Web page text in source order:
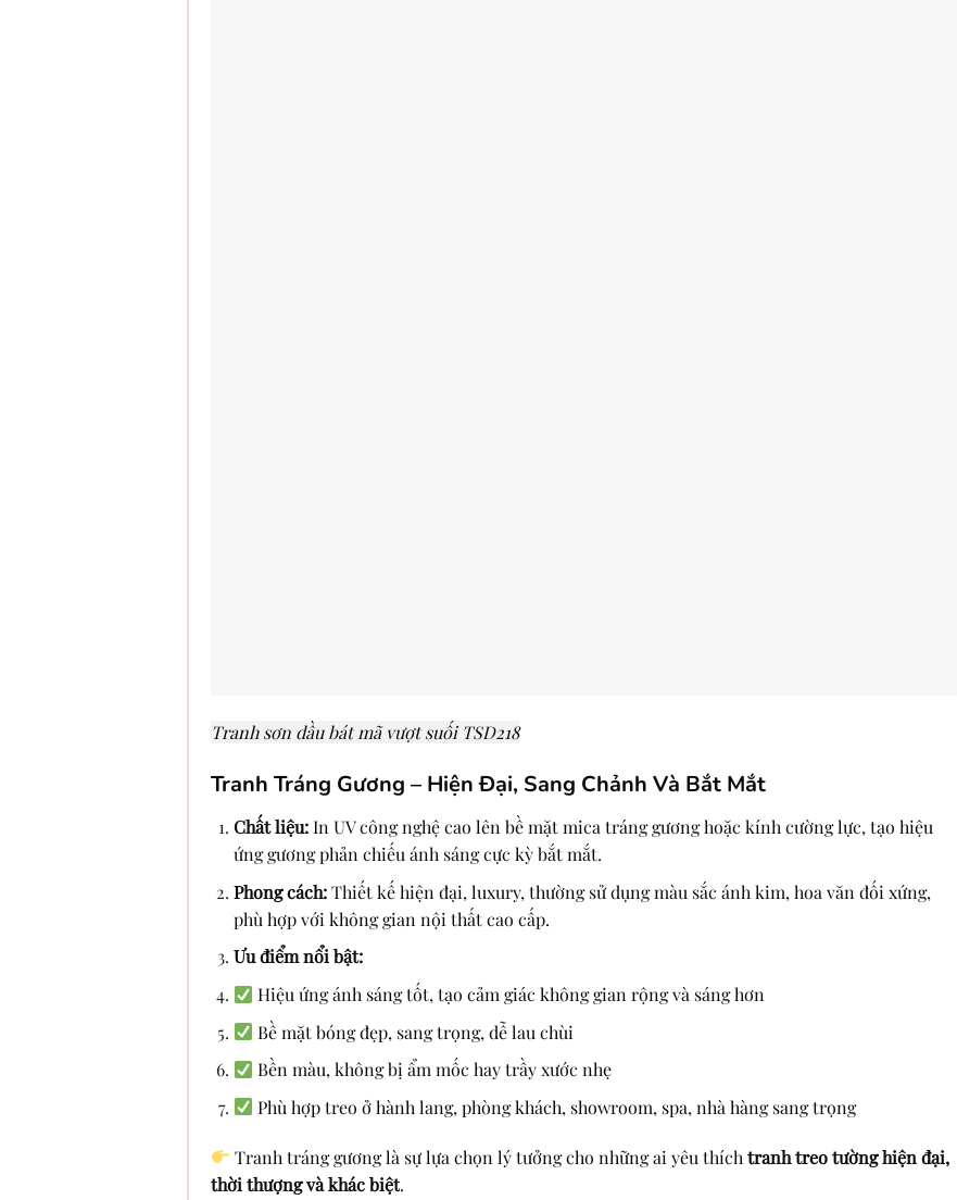
Tranh sơn dầu bát mã vượt suối TSD218
Tranh Tráng Gương – Hiện Đại, Sang Chảnh Và Bắt Mắt
Chất liệu:In UV công nghệ cao lên bề mặt mica tráng gương hoặc kính cường lực, tạo hiệu
ứng gương phản chiếu ánh sáng cực kỳ bắt mắt.
Phong cách:Thiết kế hiện đại, luxury, thường sử dụng màu sắc ánh kim, hoa văn đối xứng,
phù hợp với không gian nội thất cao cấp.
Ưu điểm nổi bật:
Hiệu ứng ánh sáng tốt, tạo cảm giác không gian rộng và sáng hơn
Bề mặt bóng đẹp, sang trọng, dễ lau chùi
Bền màu, không bị ẩm mốc hay trầy xước nhẹ
Phù hợp treo ở hành lang, phòng khách, showroom, spa, nhà hàng sang trọng
Tranh tráng gương là sự lựa chọn lý tưởng cho những ai yêu thíchtranh treo tường hiện đại,
thời thượng và khác biệt.